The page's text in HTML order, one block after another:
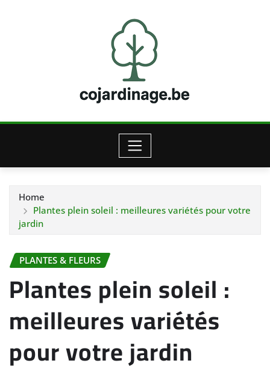
Home
Plantes plein soleil : meilleures variétés pour votre
jardin
PLANTES & FLEURS
Plantes plein soleil :
meilleures variétés
pour votre jardin